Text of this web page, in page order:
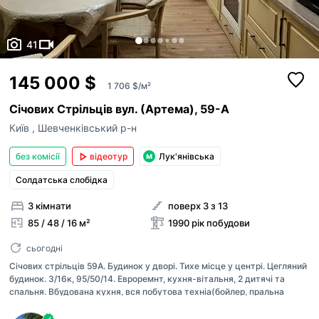
41
145 000 $ 1 706 $/м²
Січових Стрільців вул. (Артема), 59-А
Київ , Шевченківський р-н
без комісії відеотур Лук'янівська
Солдатська слобідка
3 кімнати
85 / 48 / 16 м²
поверх 3 з 13
1990 рік побудови
сьогодні
Січових стрільців 59А. Будинок у дворі. Тихе місце у центрі. Цегляний
будинок. 3/16к, 95/50/14. Евроремнт, кухня-вітальня, 2 дитячі та
спальня. Вбудована кухня, вся побутова техніа(бойлер, пральна